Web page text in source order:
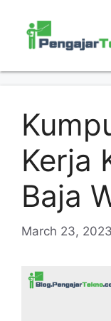
content
Kerja
Baja
March 23, 2023